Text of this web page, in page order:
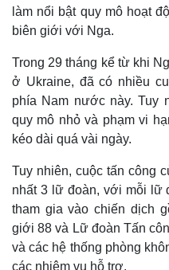
Thế giới
Cuộc sống đó đây
Hồ sơ
làm nổi bật quy mô hoạt
biên giới với Nga.
Trong 29 tháng kể từ khi
ở Ukraine, đã có nhiều
phía Nam nước này. Tuy
quy mô nhỏ và phạm vi
kéo dài quá vài ngày.
Tuy nhiên, cuộc tấn công
nhất 3 lữ đoàn, với mỗi lữ
tham gia vào chiến dịch
giới 88 và Lữ đoàn Tấn
và các hệ thống phòng
các nhiệm vụ hỗ trợ.